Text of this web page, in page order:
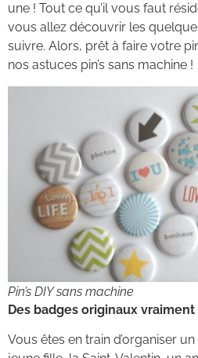
une ! Tout ce qu’il vous faut
vous allez découvrir les
suivre. Alors, prêt à faire votre
nos astuces pin’s sans machine !
Pin’s DIY sans machine
Des badges originaux
Vous êtes en train d’organiser